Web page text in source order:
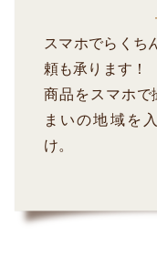
スマホでらくち
頼も承ります！
商品をスマホで
まいの地域を
け。